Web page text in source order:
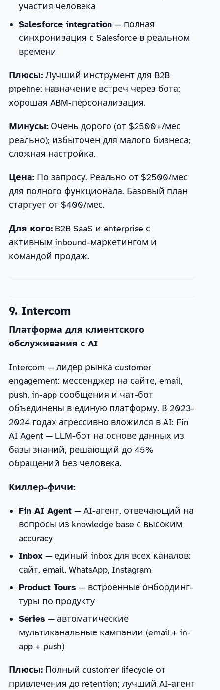
участия человека
Salesforce integration— полная
синхронизация с Salesforce в реальном
времени
Плюсы:Лучший инструмент для B2B
pipeline; назначение встреч через бота;
хорошая ABM-персонализация.
Минусы:Очень дорого (от $2500+/мес
реально); избыточен для малого бизнеса;
сложная настройка.
Цена:По запросу. Реально от $2500/мес
для полного функционала. Базовый план
стартует от $400/мес.
Для кого:B2B SaaS и enterprise с
активным inbound-маркетингом и
командой продаж.
9. Intercom
Платформа для клиентского
обслуживания с AI
Intercom — лидер рынка customer
engagement: мессенджер на сайте, email,
push, in-app сообщения и чат-бот
объединены в единую платформу. В 2023–
2024 годах агрессивно вложился в AI: Fin
AI Agent — LLM-бот на основе данных из
базы знаний, решающий до 45%
обращений без человека.
Киллер-фичи:
Fin AI Agent— AI-агент, отвечающий на
вопросы из knowledge base с высоким
accuracy
Inbox— единый inbox для всех каналов:
сайт, email, WhatsApp, Instagram
Product Tours — встроенные онбординг-
туры по продукту
Series — автоматические
мультиканальные кампании (email + in-
app + push)
Плюсы:Полный customer lifecycle от
привлечения до retention; лучший AI-агент